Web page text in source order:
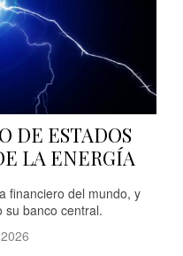
DE ESTADOS
LA ENERGÍA
financiero del mundo, y
su banco central.